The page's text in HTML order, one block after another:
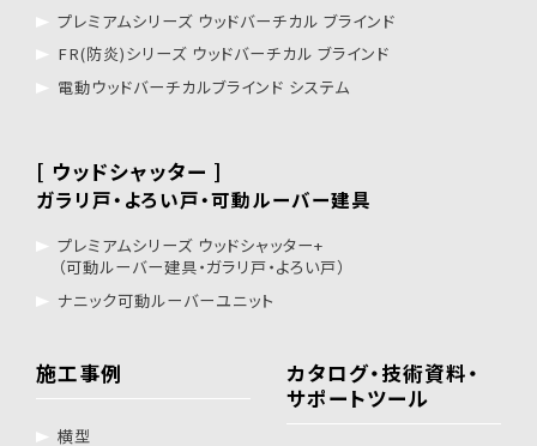
プレミアムシリーズ ウッドバーチカル ブラインド
FR(防炎)シリーズ ウッドバーチカル ブラインド
電動ウッドバーチカルブラインド システム
[ ウッドシャッター ]
ガラリ戸・よろい戸・可動ルーバー建具
プレミアムシリーズ ウッドシャッター+
（可動ルーバー建具・ガラリ戸・よろい戸）
ナニック可動ルーバーユニット
施工事例
横型
カタログ・技術資料・
サポートツール